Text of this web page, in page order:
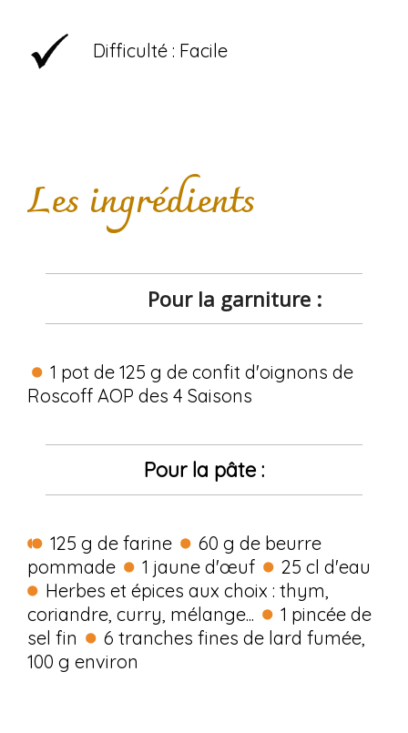
Difficulté : Facile
Les ingrédients
Pour la garniture :
1 pot de 125 g de confit d'oignons de
Roscoff AOP des 4 Saisons
Pour la pâte :
125 g de farine
60 g de beurre
pommade
1 jaune d'œuf
25 cl d'eau
Herbes et épices aux choix : thym,
coriandre, curry, mélange...
1 pincée de
sel fin
6 tranches fines de lard fumée,
100 g environ